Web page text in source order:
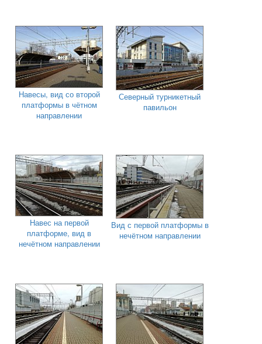
Навесы, вид со второй
платформы в чётном
направлении
Северный турникетный
павильон
Навес на первой
платформе, вид в
нечётном направлении
Вид с первой платформы в
нечётном направлении